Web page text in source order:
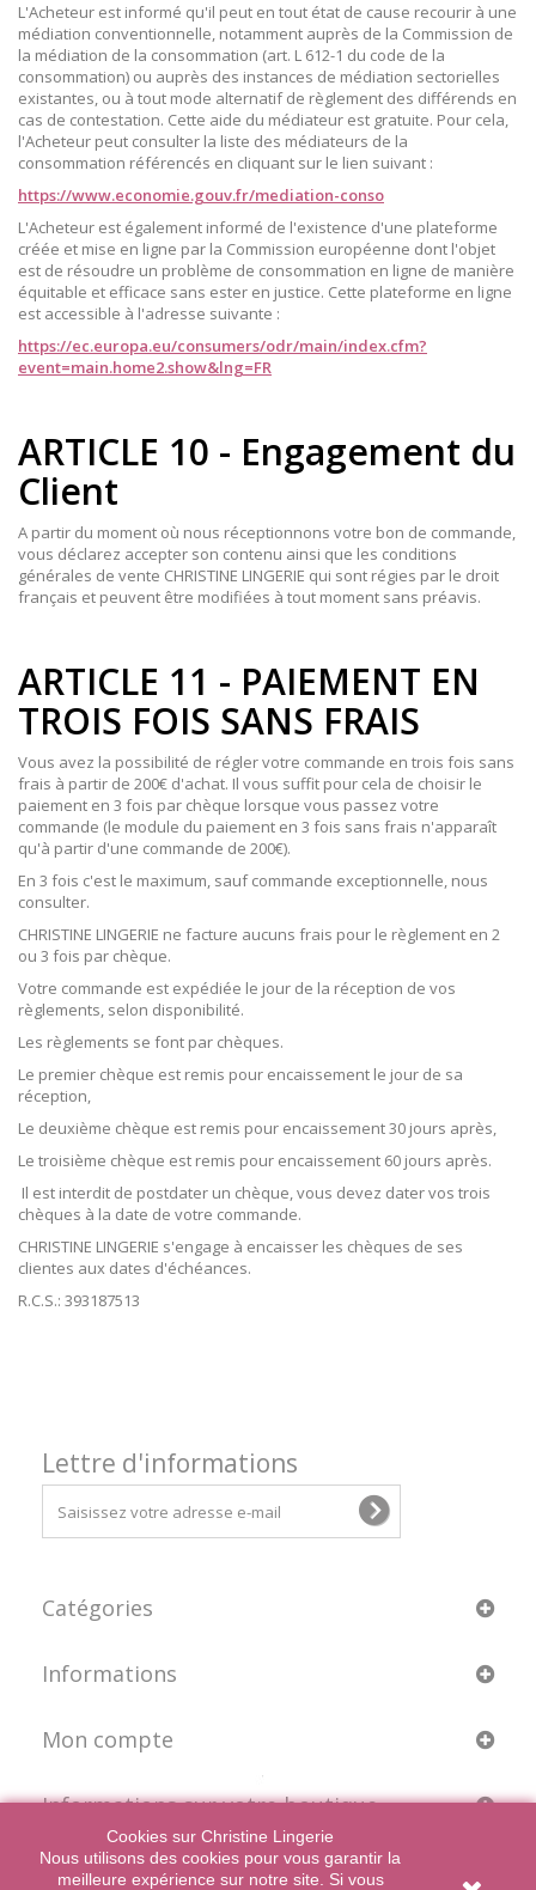
L'Acheteur est informé qu'il peut en tout état de cause recourir à une
médiation conventionnelle, notamment auprès de la Commission de
la médiation de la consommation (art. L 612-1 du code de la
consommation) ou auprès des instances de médiation sectorielles
existantes, ou à tout mode alternatif de règlement des différends en
cas de contestation. Cette aide du médiateur est gratuite. Pour cela,
l'Acheteur peut consulter la liste des médiateurs de la
consommation référencés en cliquant sur le lien suivant :
https://www.economie.gouv.fr/mediation-conso
L'Acheteur est également informé de l'existence d'une plateforme
créée et mise en ligne par la Commission européenne dont l'objet
est de résoudre un problème de consommation en ligne de manière
équitable et efficace sans ester en justice. Cette plateforme en ligne
est accessible à l'adresse suivante :
https://ec.europa.eu/consumers/odr/main/index.cfm?
event=main.home2.show&lng=FR
ARTICLE 10 - Engagement du
Client
A partir du moment où nous réceptionnons votre bon de commande,
vous déclarez accepter son contenu ainsi que les conditions
générales de vente CHRISTINE LINGERIE qui sont régies par le droit
français et peuvent être modifiées à tout moment sans préavis.
ARTICLE 11 - PAIEMENT EN
TROIS FOIS SANS FRAIS
Vous avez la possibilité de régler votre commande en trois fois sans
frais à partir de 200€ d'achat. Il vous suffit pour cela de choisir le
paiement en 3 fois par chèque lorsque vous passez votre
commande (le module du paiement en 3 fois sans frais n'apparaît
qu'à partir d'une commande de 200€).
En 3 fois c'est le maximum, sauf commande exceptionnelle, nous
consulter.
CHRISTINE LINGERIE ne facture aucuns frais pour le règlement en 2
ou 3 fois par chèque.
Votre commande est expédiée le jour de la réception de vos
règlements, selon disponibilité.
Les règlements se font par chèques.
Le premier chèque est remis pour encaissement le jour de sa
réception,
Le deuxième chèque est remis pour encaissement 30 jours après,
Le troisième chèque est remis pour encaissement 60 jours après.
Il est interdit de postdater un chèque, vous devez dater vos trois
chèques à la date de votre commande.
CHRISTINE LINGERIE s'engage à encaisser les chèques de ses
clientes aux dates d'échéances.
R.C.S.: 393187513
Lettre d'informations
Catégories
Informations
Mon compte
Informations sur votre boutique
Cookies sur Christine Lingerie
Nous utilisons des cookies pour vous garantir la
meilleure expérience sur notre site. Si vous